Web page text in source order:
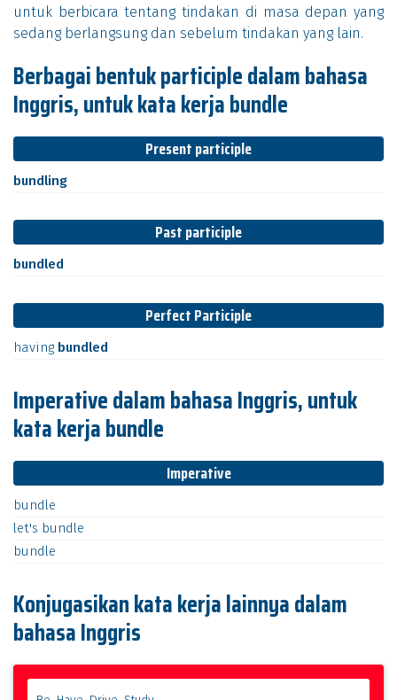
untuk berbicara tentang tindakan di masa depan yang
sedang berlangsung dan sebelum tindakan yang lain.
Berbagai bentuk participle dalam bahasa
Inggris, untuk kata kerja bundle
Present participle
bundling
Past participle
bundled
Perfect Participle
having bundled
Imperative dalam bahasa Inggris, untuk
kata kerja bundle
Imperative
bundle
let's bundle
bundle
Konjugasikan kata kerja lainnya dalam
bahasa Inggris